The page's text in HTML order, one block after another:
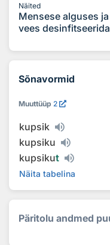
Näited
Mensese alguses
vees
Sõnavormid
Muuttüüp 2
kupsik
kupsiku
kupsikut
Näita tabelina
Päritolu andmed